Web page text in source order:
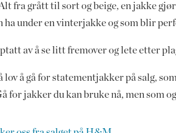
fra grått til sort og beige, en jakke
ha under en vinterjakke og som blir
av å se litt fremover og lete etter
lov å gå for statementjakker på salg,
for jakker du kan bruke nå, men som